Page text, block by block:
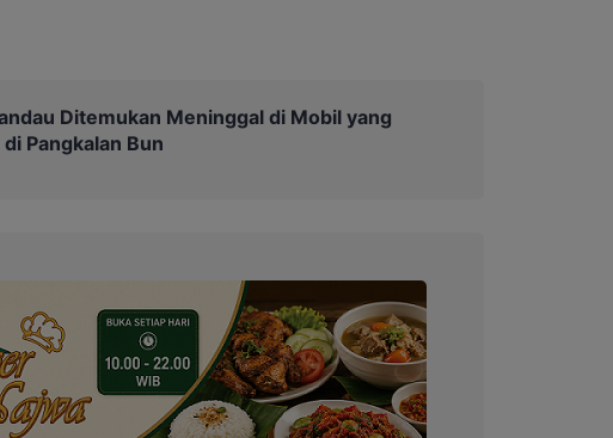
Ditemukan Meninggal di Mobil yang
Pangkalan Bun